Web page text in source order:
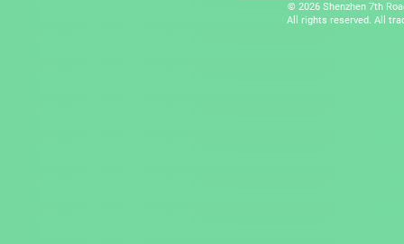
© 2026 Shenzhen 7th
All rights reserved. All